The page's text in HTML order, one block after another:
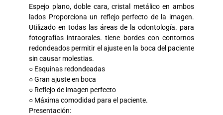
Espejo plano, doble cara, cristal metálico en ambos
lados Proporciona un reflejo perfecto de la imagen.
Utilizado en todas las áreas de la odontología. para
fotografías intraorales. tiene bordes con contornos
redondeados permitir el ajuste en la boca del paciente
sin causar molestias.
○ Esquinas redondeadas
○ Gran ajuste en boca
○ Reflejo de imagen perfecto
○ Máxima comodidad para el paciente.
Presentación: